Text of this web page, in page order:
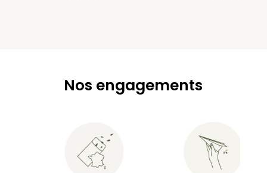
Nos engagements